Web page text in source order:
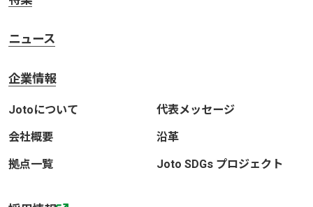
ニュース
企業情報
Jotoについて 代表メッセージ
会社概要 沿革
拠点一覧 Joto SDGs プロジェクト